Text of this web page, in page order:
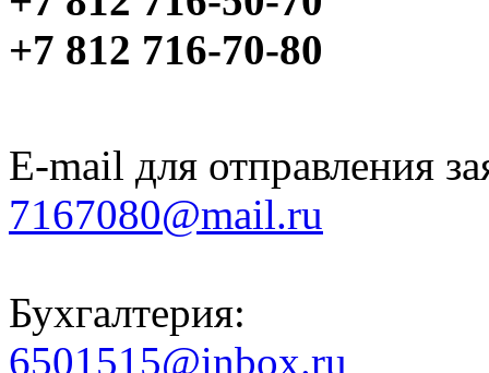
+7 812 716-70-80
E-mail для отправления
7167080@mail.ru
Бухгалтерия:
6501515@inbox.ru